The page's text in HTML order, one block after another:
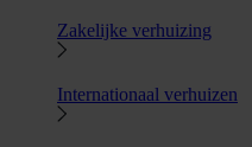
Zakelijke verhuizing
Internationaal verhuizen